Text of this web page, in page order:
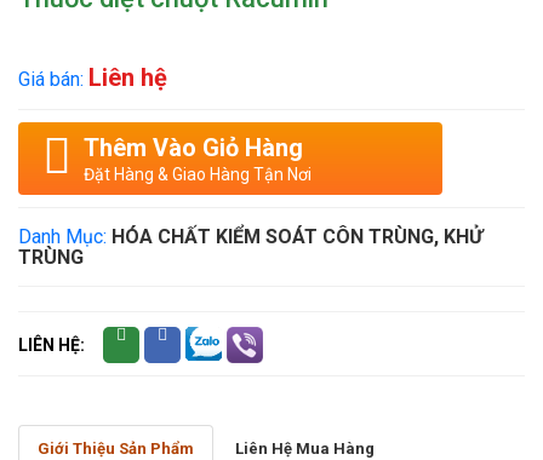
Giá bán: Liên hệ
Thêm Vào Giỏ Hàng
Đặt Hàng & Giao Hàng Tận Nơi
Danh Mục: HÓA CHẤT KIỂM SOÁT CÔN TRÙNG, KHỬ
TRÙNG
LIÊN HỆ:
Giới Thiệu Sản Phẩm Liên Hệ Mua Hàng